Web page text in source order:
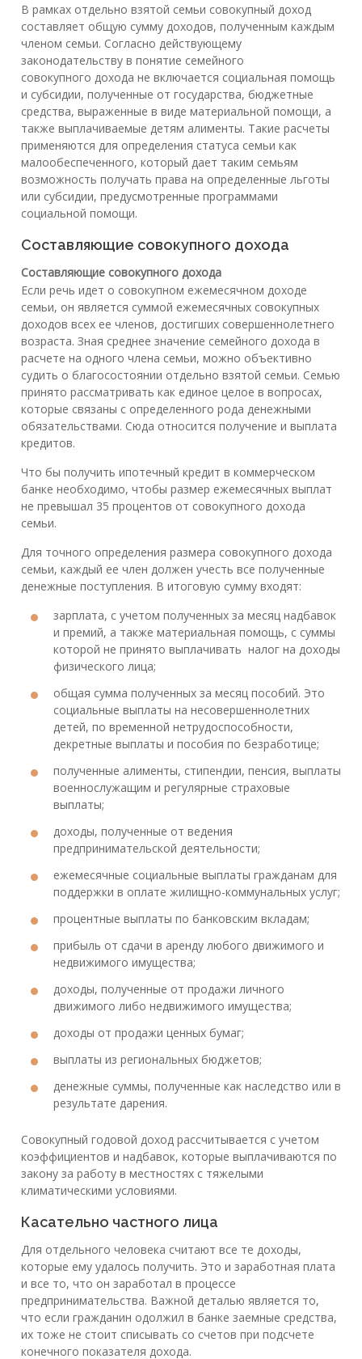
В рамках отдельно взятой семьи совокупный доход
составляет общую сумму доходов, полученным каждым
членом семьи. Согласно действующему
законодательству в понятие семейного
совокупного дохода не включается социальная помощь
и субсидии, полученные от государства, бюджетные
средства, выраженные в виде материальной помощи, а
также выплачиваемые детям алименты. Такие расчеты
применяются для определения статуса семьи как
малообеспеченного, который дает таким семьям
возможность получать права на определенные льготы
или субсидии, предусмотренные программами
социальной помощи.
Составляющие совокупного дохода
Составляющие совокупного дохода
Если речь идет о совокупном ежемесячном доходе
семьи, он является суммой ежемесячных совокупных
доходов всех ее членов, достигших совершеннолетнего
возраста. Зная среднее значение семейного дохода в
расчете на одного члена семьи, можно объективно
судить о благосостоянии отдельно взятой семьи. Семью
принято рассматривать как единое целое в вопросах,
которые связаны с определенного рода денежными
обязательствами. Сюда относится получение и выплата
кредитов.
Что бы получить ипотечный кредит в коммерческом
банке необходимо, чтобы размер ежемесячных выплат
не превышал 35 процентов от совокупного дохода
семьи.
Для точного определения размера совокупного дохода
семьи, каждый ее член должен учесть все полученные
денежные поступления. В итоговую сумму входят:
зарплата, с учетом полученных за месяц надбавок
и премий, а также материальная помощь, с суммы
которой не принято выплачивать налог на доходы
физического лица;
общая сумма полученных за месяц пособий. Это
социальные выплаты на несовершеннолетних
детей, по временной нетрудоспособности,
декретные выплаты и пособия по безработице;
полученные алименты, стипендии, пенсия, выплаты
военнослужащим и регулярные страховые
выплаты;
доходы, полученные от ведения
предпринимательской деятельности;
ежемесячные социальные выплаты гражданам для
поддержки в оплате жилищно-коммунальных услуг;
процентные выплаты по банковским вкладам;
прибыль от сдачи в аренду любого движимого и
недвижимого имущества;
доходы, полученные от продажи личного
движимого либо недвижимого имущества;
доходы от продажи ценных бумаг;
выплаты из региональных бюджетов;
денежные суммы, полученные как наследство или в
результате дарения.
Совокупный годовой доход рассчитывается с учетом
коэффициентов и надбавок, которые выплачиваются по
закону за работу в местностях с тяжелыми
климатическими условиями.
Касательно частного лица
Для отдельного человека считают все те доходы,
которые ему удалось получить. Это и заработная плата
и все то, что он заработал в процессе
предпринимательства. Важной деталью является то,
что если гражданин одолжил в банке заемные средства,
их тоже не стоит списывать со счетов при подсчете
конечного показателя дохода.